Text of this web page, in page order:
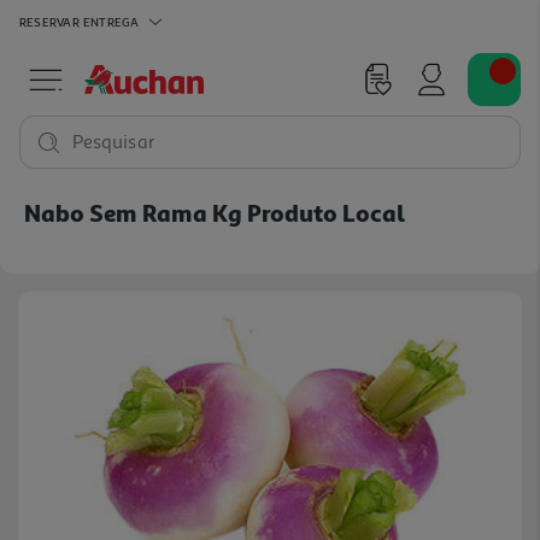
RESERVAR ENTREGA
Pesquisar
Nabo Sem Rama Kg Produto Local